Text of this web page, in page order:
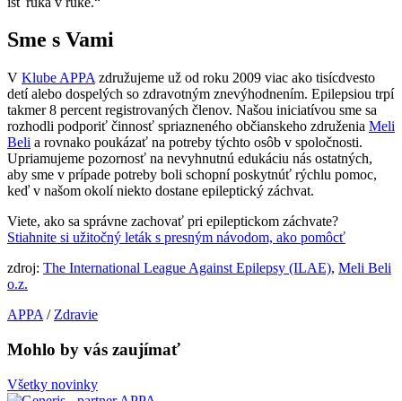
Sme s Vami
V Klube APPA združujeme už od roku 2009 viac ako tisícdvesto
detí alebo dospelých so zdravotným znevýhodnením. Epilepsiou trpí
takmer 8 percent registrovaných členov. Našou iniciatívou sme sa
rozhodli podporiť činnosť spriazneného občianskeho združenia Meli
Beli a rovnako poukázať na potreby týchto osôb v spoločnosti.
Upriamujeme pozornosť na nevyhnutnú edukáciu nás ostatných,
aby sme v prípade potreby boli schopní poskytnúť rýchlu pomoc,
keď v našom okolí niekto dostane epileptický záchvat.
Viete, ako sa správne zachovať pri epileptickom záchvate?
Stiahnite si užitočný leták s presným návodom, ako pomôcť
zdroj: The International League Against Epilepsy (ILAE), Meli Beli
o.z.
APPA / Zdravie
Mohlo by vás zaujímať
Všetky novinky